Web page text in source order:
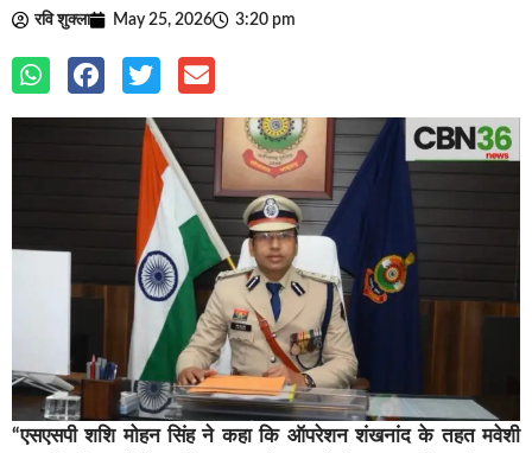
रवि शुक्ला May 25, 2026 3:20 pm
“एसएसपी शशि मोहन सिंह ने कहा कि ऑपरेशन शंखनांद के तहत मवेशी